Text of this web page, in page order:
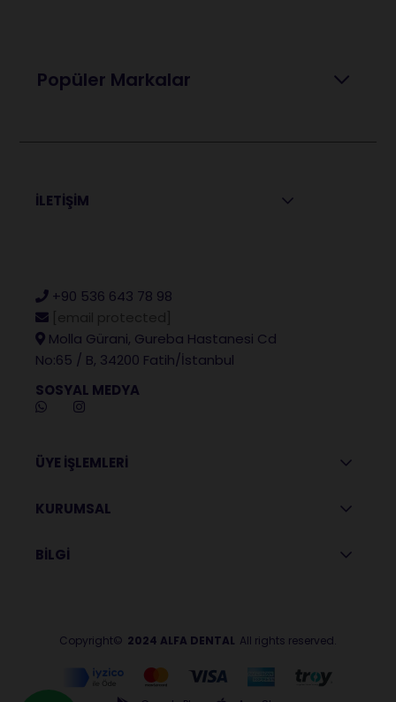
Popüler Markalar
İLETİŞİM
+90 536 643 78 98
Molla Gürani, Gureba Hastanesi Cd
No:65 / B, 34200 Fatih/İstanbul
SOSYAL MEDYA
ÜYE İŞLEMLERİ
KURUMSAL
BİLGİ
Copyright© 2024 ALFA DENTAL All rights reserved.